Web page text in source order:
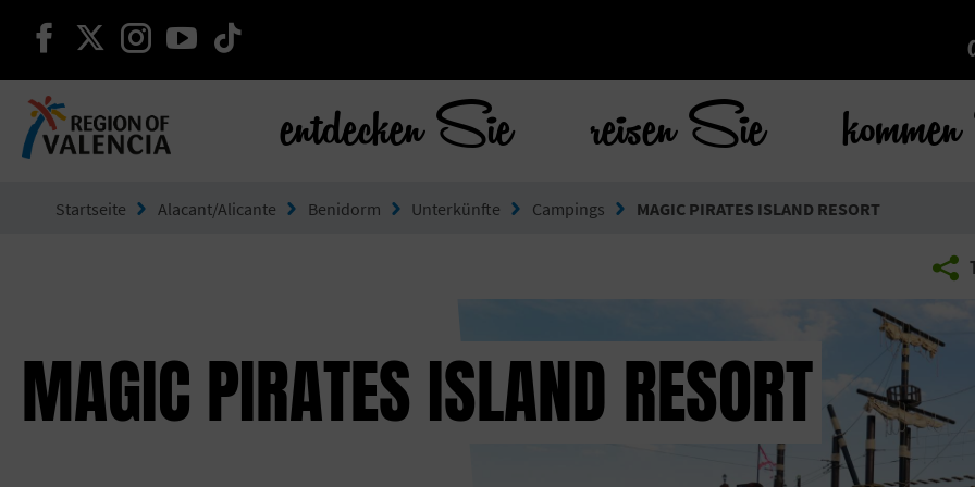
weiter auf facebook
weiter auf twitter
weiter auf instagram
weiter auf youtube
entdecken Sie reisen Sie
Startseite Alacant/Alicante Benidorm Unterkünfte Campings MAGIC PIRATES ISLAND RESORT
MAGIC PIRATES ISLAND RESORT